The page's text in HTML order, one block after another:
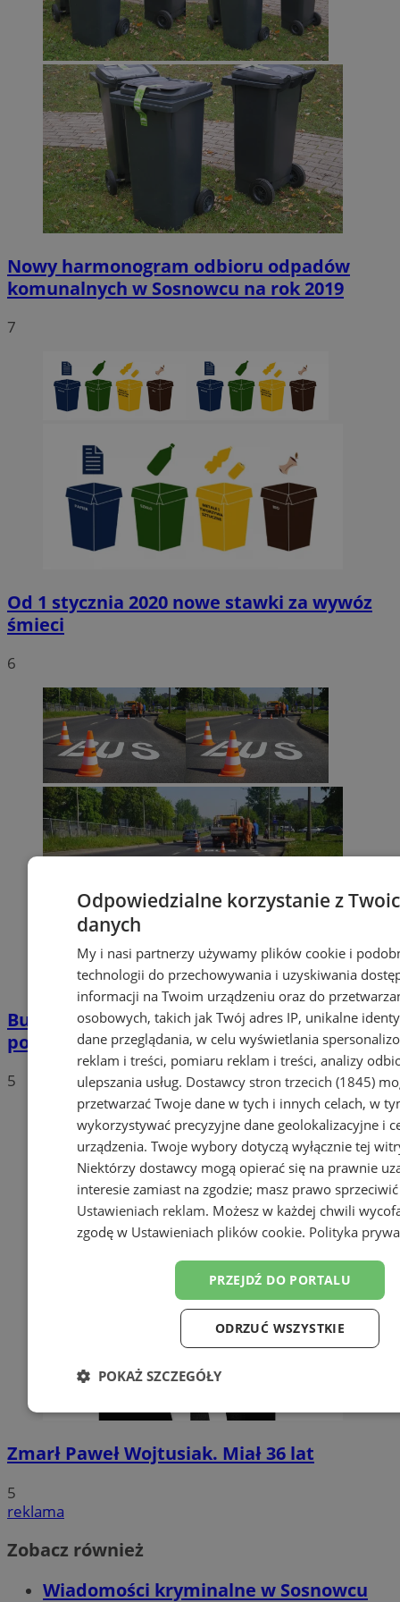
Nowy harmonogram odbioru odpadów
komunalnych w Sosnowcu na rok 2019
7
Od 1 stycznia 2020 nowe stawki za wywóz
śmieci
6
Buspas w Zagórzu już działa. To jednak
początek zmian
5
Zmarł Paweł Wojtusiak. Miał 36 lat
5
reklama
Zobacz również
Wiadomości kryminalne w Sosnowcu
Odpowiedzialne korzystanie z
danych
My i nasi partnerzy używamy plików cookie i
technologii do przechowywania i uzyskiwania
informacji na Twoim urządzeniu oraz do
osobowych, takich jak Twój adres IP, unikalne
dane przeglądania, w celu wyświetlania
reklam i treści, pomiaru reklam i treści, analizy
ulepszania usług. Dostawcy stron trzecich (1845)
przetwarzać Twoje dane w tych i innych celach, w
wykorzystywać precyzyjne dane geolokalizacyjne i
urządzenia. Twoje wybory dotyczą wyłącznie tej
Niektórzy dostawcy mogą opierać się na prawnie
interesie zamiast na zgodzie; masz prawo
Ustawieniach reklam. Możesz w każdej chwili
zgodę w Ustawieniach plików cookie. Polityka
PRZEJDŹ DO PORTALU
ODRZUĆ WSZYSTKIE
POKAŻ SZCZEGÓŁY
Niezbędne Wydajność Targetowanie